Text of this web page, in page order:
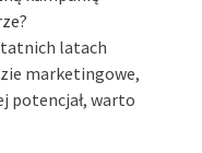
latach
marketingowe,
potencjał, warto